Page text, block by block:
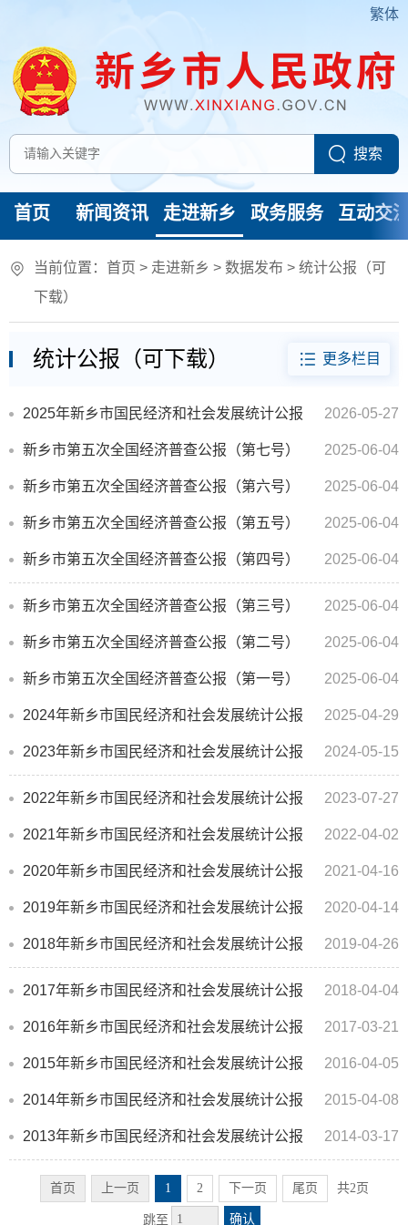
繁体
首页 新闻资讯 走进新乡 政务服务 互动交
当前位置： 首页 > 走进新乡 > 数据发布 > 统计公报（可
下载）
统计公报（可下载） 更多栏目
2025年新乡市国民经济和社会发展统计公报 2026-05-27
新乡市第五次全国经济普查公报（第七号） 2025-06-04
新乡市第五次全国经济普查公报（第六号） 2025-06-04
新乡市第五次全国经济普查公报（第五号） 2025-06-04
新乡市第五次全国经济普查公报（第四号） 2025-06-04
新乡市第五次全国经济普查公报（第三号） 2025-06-04
新乡市第五次全国经济普查公报（第二号） 2025-06-04
新乡市第五次全国经济普查公报（第一号） 2025-06-04
2024年新乡市国民经济和社会发展统计公报 2025-04-29
2023年新乡市国民经济和社会发展统计公报 2024-05-15
2022年新乡市国民经济和社会发展统计公报 2023-07-27
2021年新乡市国民经济和社会发展统计公报 2022-04-02
2020年新乡市国民经济和社会发展统计公报 2021-04-16
2019年新乡市国民经济和社会发展统计公报 2020-04-14
2018年新乡市国民经济和社会发展统计公报 2019-04-26
2017年新乡市国民经济和社会发展统计公报 2018-04-04
2016年新乡市国民经济和社会发展统计公报 2017-03-21
2015年新乡市国民经济和社会发展统计公报 2016-04-05
2014年新乡市国民经济和社会发展统计公报 2015-04-08
2013年新乡市国民经济和社会发展统计公报 2014-03-17
首页 上一页 1 2 下一页 尾页 共2页
跳至 确认